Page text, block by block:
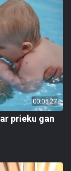
00:05:27
prieku gan